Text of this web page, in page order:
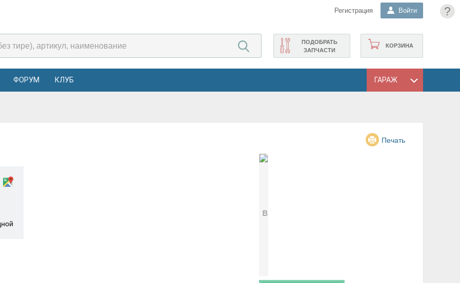
?
Регистрация Войти
КОРЗИНА
ПОДОБРАТЬ
ЗАПЧАСТИ
ФОРУМ КЛУБ ГАРАЖ
Печать